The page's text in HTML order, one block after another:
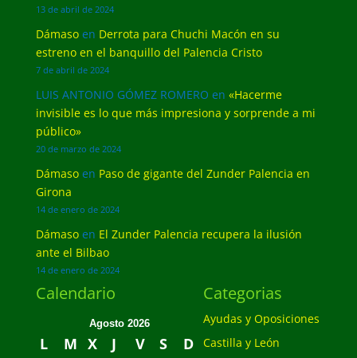
13 de abril de 2024
Dámasoen Derrota para Chuchi Macón en su
estreno en el banquillo del Palencia Cristo
7 de abril de 2024
LUIS ANTONIO GÓMEZ ROMERO en «Hacerme
invisible es lo que más impresiona y sorprende a mi
público»
20 de marzo de 2024
Dámasoen Paso de gigante del Zunder Palencia en
Girona
14 de enero de 2024
Dámasoen El Zunder Palencia recupera la ilusión
ante el Bilbao
14 de enero de 2024
Calendario
Agosto 2026
L M X J V S
D
Categorias
Ayudas y Oposiciones
Castilla y León